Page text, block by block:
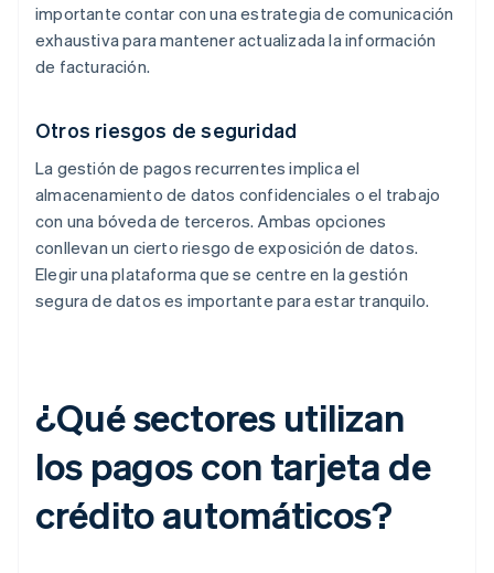
importante contar con una estrategia de comunicación
exhaustiva para mantener actualizada la información
de facturación.
Otros riesgos de seguridad
La gestión de pagos recurrentes implica el
almacenamiento de datos confidenciales o el trabajo
con una bóveda de terceros. Ambas opciones
conllevan un cierto riesgo de exposición de datos.
Elegir una plataforma que se centre en la gestión
segura de datos es importante para estar tranquilo.
¿Qué sectores utilizan
los pagos con tarjeta de
crédito automáticos?